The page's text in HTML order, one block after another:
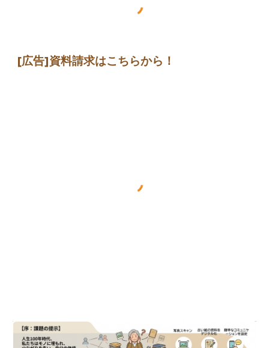
[広告]資料請求はこちらから ！